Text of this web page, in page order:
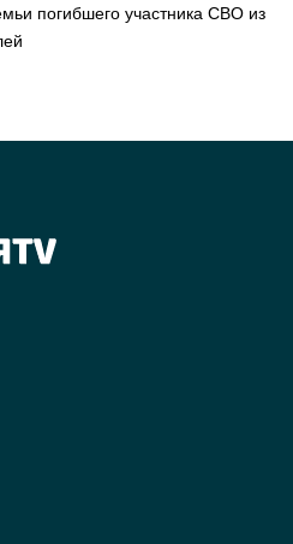
погибшего участника СВО из